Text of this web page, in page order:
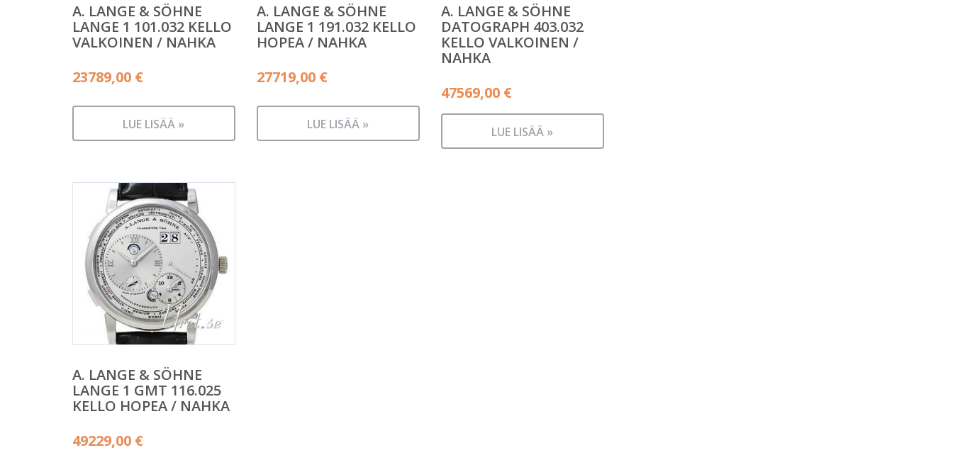
A. LANGE & SÖHNE
LANGE 1 101.032 KELLO
VALKOINEN / NAHKA
23789,00 €
LUE LISÄÄ »
A. LANGE & SÖHNE
LANGE 1 191.032 KELLO
HOPEA / NAHKA
27719,00 €
LUE LISÄÄ »
A. LANGE & SÖHNE
DATOGRAPH 403.032
KELLO VALKOINEN /
NAHKA
47569,00 €
LUE LISÄÄ »
A. LANGE & SÖHNE
LANGE 1 GMT 116.025
KELLO HOPEA / NAHKA
49229,00 €